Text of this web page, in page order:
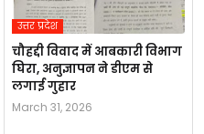
उत्तर प्रदेश
चौहद्दी विवाद में आबकारी विभाग
घिरा, अनुज्ञापन ने डीएम से
लगाई गुहार
March 31, 2026